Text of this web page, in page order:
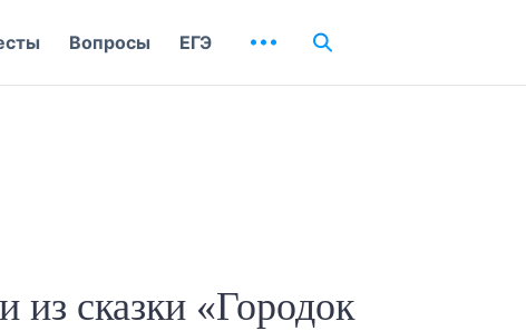
сказки «Городок
Вопросы ЕГЭ